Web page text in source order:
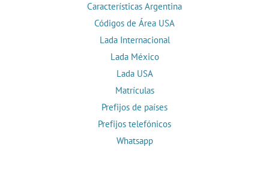
Características Argentina
Códigos de Área USA
Lada Internacional
Lada México
Lada USA
Matrículas
Prefijos de países
Prefijos telefónicos
Whatsapp